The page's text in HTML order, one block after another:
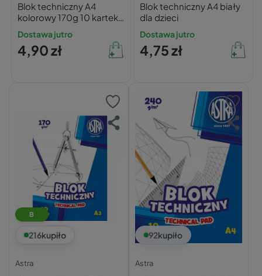
Blok techniczny A4
kolorowy 170g 10 kartek
Astra
Dostawa jutro
4,90 zł
Blok techniczny A4 biały
dla dzieci
Dostawa jutro
4,75 zł
B
216kupiło
Astra
92kupiło
Astra